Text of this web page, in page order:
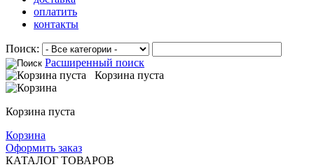
оплатить
контакты
Поиск:
Расширенный поиск
Корзина пуста
Корзина пуста
Корзина
Оформить заказ
КАТАЛОГ ТОВАРОВ